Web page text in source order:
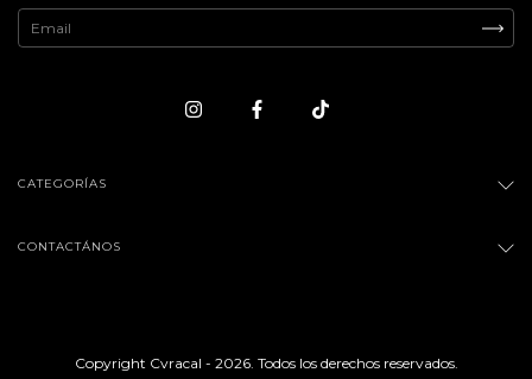
CATEGORÍAS
CONTACTÁNOS
Copyright Cvracal - 2026. Todos los derechos reservados.